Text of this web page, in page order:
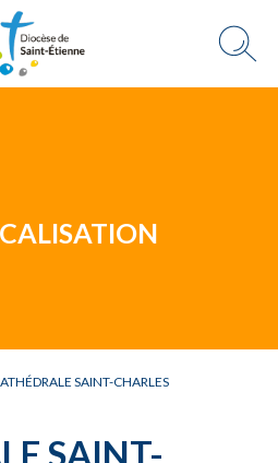
SAINT-CHARLES
SAINT-